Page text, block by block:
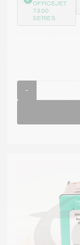
OFFICEJET
7300
SERIES
-